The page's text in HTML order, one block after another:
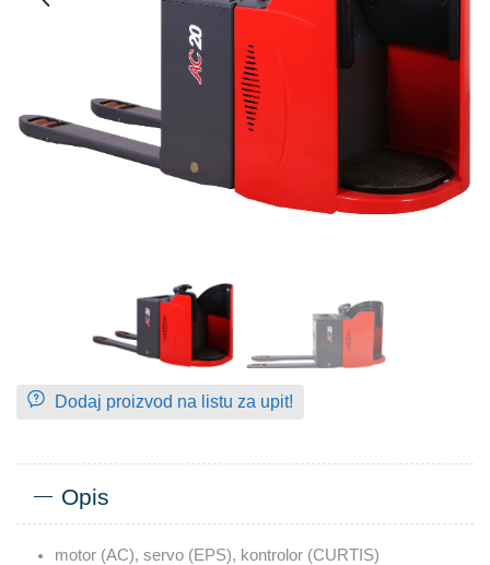
Dodaj proizvod na listu za upit!
Opis
motor (AC), servo (EPS), kontrolor (CURTIS)